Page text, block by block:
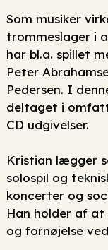
Som musiker
trommeslager i
har bl.a. spillet
Peter
Pedersen. I
deltaget i
CD udgivelser.
Kristian lægger
solospil og
koncerter og
Han holder af
og fornøjelse